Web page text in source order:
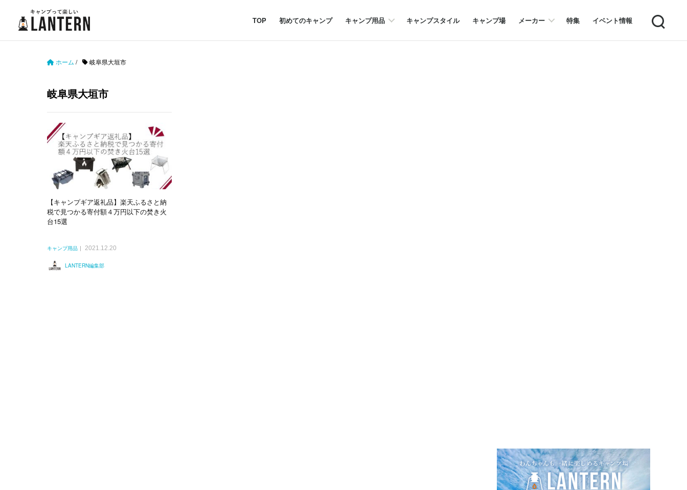
TOP 初めてのキャンプ キャンプ用品 キャンプスタイル キャンプ場 メーカー 特集 イベント情報 Search
ホーム / 岐阜県大垣市
岐阜県大垣市
【キャンプギア返礼品】楽天ふるさと納
税で見つかる寄付額４万円以下の焚き火
台15選
キャンプ用品 2021.12.20
LANTERN編集部